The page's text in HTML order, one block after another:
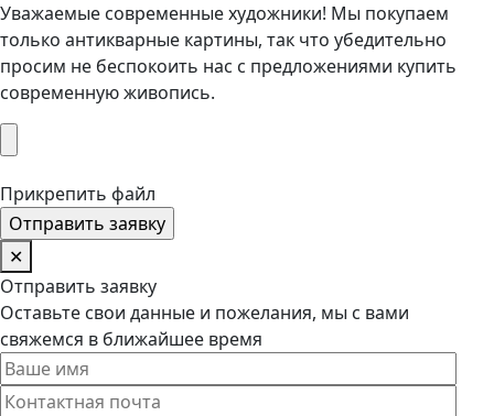
Уважаемые современные художники! Мы покупаем
только антикварные картины, так что убедительно
просим не беспокоить нас с предложениями купить
современную живопись.
Прикрепить файл
✕
Отправить заявку
Оставьте свои данные и пожелания, мы с вами
свяжемся в ближайшее время